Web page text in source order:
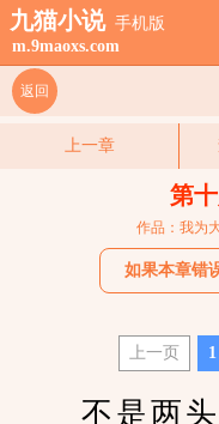
九猫小说 手机版
m.9maoxs.com
返回
上一章
第
作品：我为
如果本章错
上一页 1
不是两头